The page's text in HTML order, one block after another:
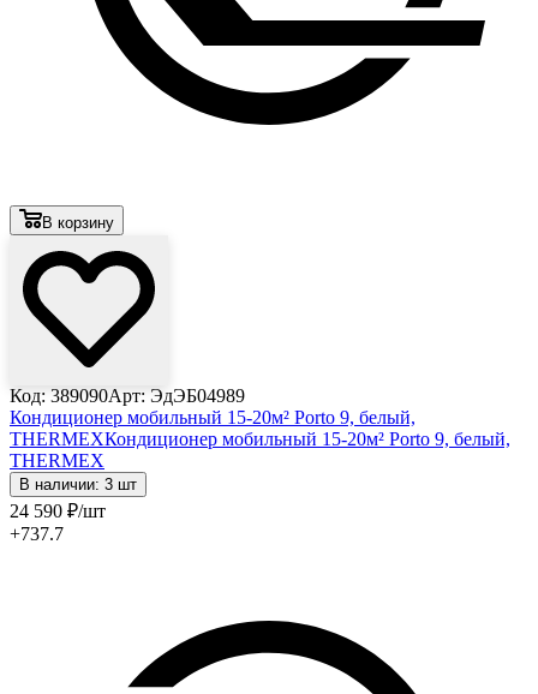
В корзину
Код: 389090Арт: ЭдЭБ04989
Кондиционер мобильный 15-20м² Porto 9, белый,
THERMEXКондиционер мобильный 15-20м² Porto 9, белый,
THERMEX
В наличии: 3 шт
24 590 ₽/шт
+737.7